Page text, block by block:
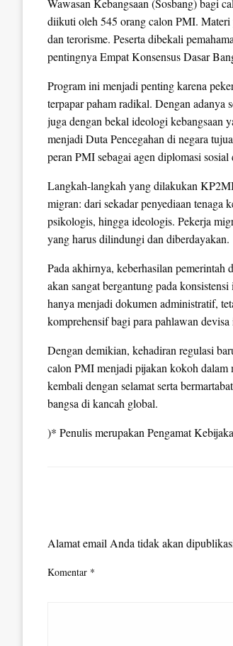
diikuti oleh 545 orang calon PMI. Materi
dan terorisme. Peserta dibekali
pentingnya Empat Konsensus Dasar
Program ini menjadi penting karena
terpapar paham radikal. Dengan adanya
juga dengan bekal ideologi kebangsaan
menjadi Duta Pencegahan di negara
peran PMI sebagai agen diplomasi
Langkah-langkah yang dilakukan
migran: dari sekadar penyediaan
psikologis, hingga ideologis. Pekerja
yang harus dilindungi dan diberdayakan.
Pada akhirnya, keberhasilan
akan sangat bergantung pada
hanya menjadi dokumen administratif,
komprehensif bagi para pahlawan devisa
Dengan demikian, kehadiran regulasi
calon PMI menjadi pijakan kokoh dalam
kembali dengan selamat serta
bangsa di kancah global.
)* Penulis merupakan Pengamat
Alamat email Anda tidak akan
Komentar *